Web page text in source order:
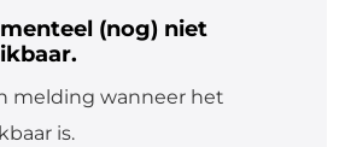
(nog) niet
melding wanneer het
is.